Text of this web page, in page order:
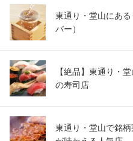
東通り・堂山にあ
バー）
【絶品】東通り・
の寿司店
東通り・堂山で銘